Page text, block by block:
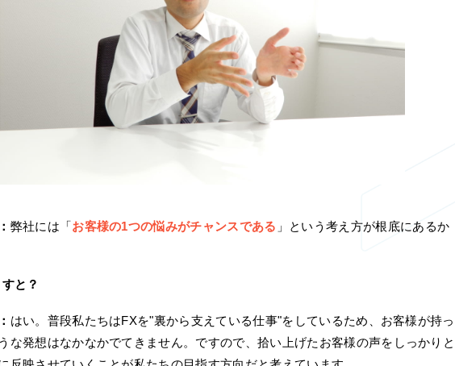
弊社には「 お客様の1つの悩みがチャンスである 」という考え方が根底にあるか
と？
はい。普段私たちはFXを"裏から支えている仕事"をしているため、お客様が持っ
な発想はなかなかでてきません。ですので、拾い上げたお客様の声をしっかりと